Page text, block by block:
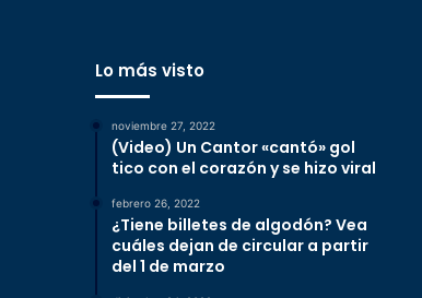
Lo más visto
noviembre 27, 2022
(Video) Un Cantor «cantó» gol
tico con el corazón y se hizo viral
febrero 26, 2022
¿Tiene billetes de algodón? Vea
cuáles dejan de circular a partir
del 1 de marzo